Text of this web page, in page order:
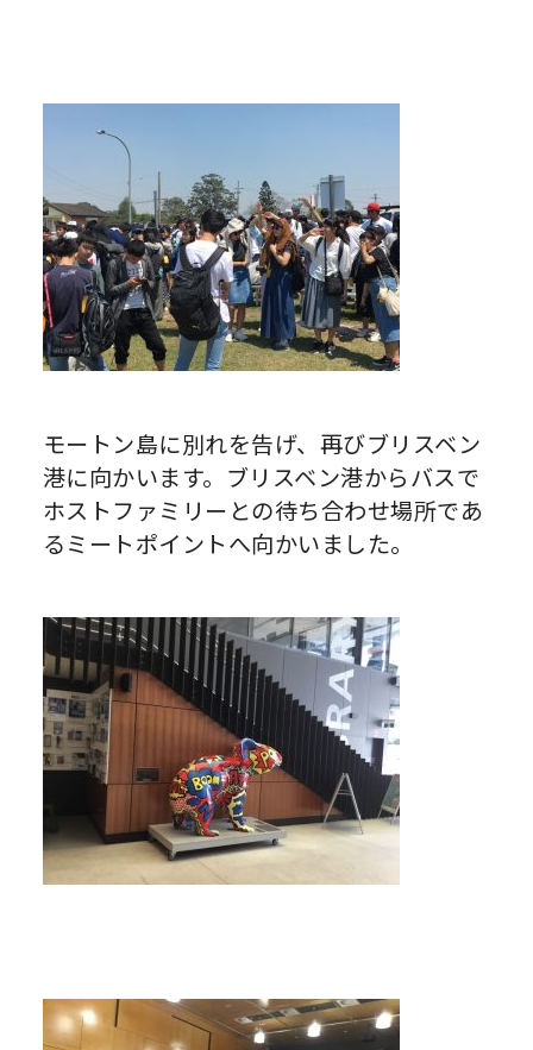
モートン島に別れを告げ、再びブリスベン
港に向かいます。ブリスベン港からバスで
ホストファミリーとの待ち合わせ場所であ
るミートポイントへ向かいました。